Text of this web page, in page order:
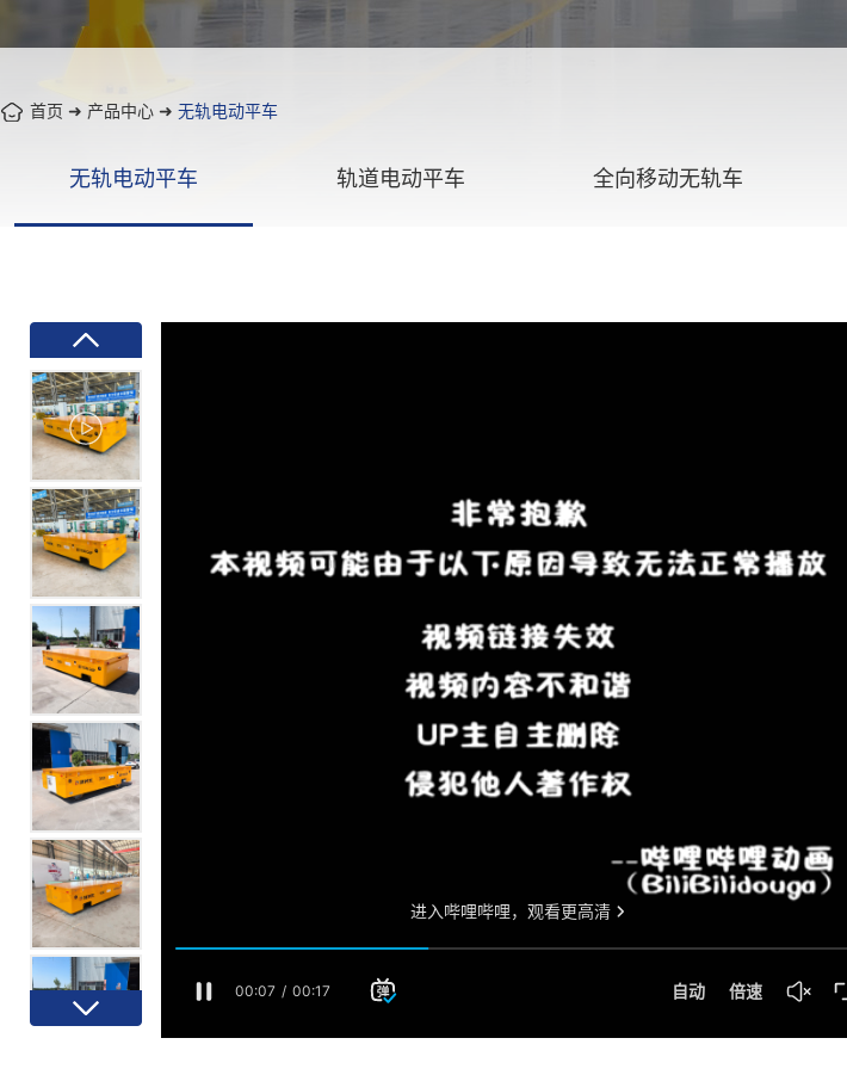
首页 ➜ 产品中心 ➜ 无轨电动平车
无轨电动平车 轨道电动平车 全向移动无轨车